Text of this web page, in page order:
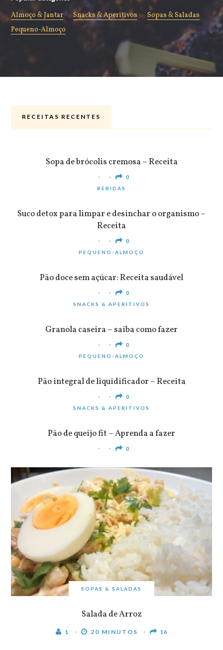
Almoço & Jantar Snacks & Aperitivos
Sopas & Saladas
Pequeno-Almoço
RECEITAS RECENTES
Sopa de brócolis cremosa – Receita
0
BEBIDAS
Suco detox para limpar e desinchar o organismo –
Receita
0
PEQUENO-ALMOÇO
Pão doce sem açúcar: Receita saudável
0
SNACKS & APERITIVOS
Granola caseira – saiba como fazer
0
PEQUENO-ALMOÇO
Pão integral de liquidificador – Receita
0
SNACKS & APERITIVOS
Pão de queijo fit – Aprenda a fazer
0
SOPAS & SALADAS
Salada de Arroz
1 20 MINUTOS 16